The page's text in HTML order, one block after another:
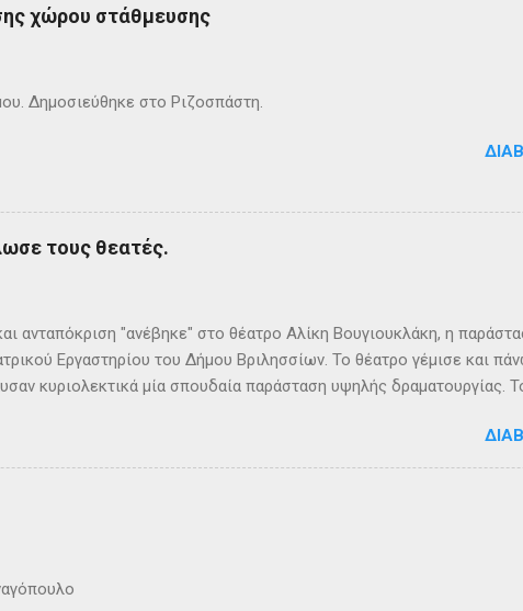
χώρου στάθμευσης
Δημοσιεύθηκε στο Ριζοσπάστη.
τους θεατές.
ανταπόκριση "ανέβηκε" στο θέατρο Αλίκη Βουγιουκλάκη, η
Εργαστηρίου του Δήμου Βριλησσίων. Το θέατρο γέμισε και
κυριολεκτικά μία σπουδαία παράσταση υψηλής δραματουργίας.
φινάλε που απαντά σε όλα τα ερωτήματα, σημάδεψαν όλους
στη μνήμη τους. Επρόκειτο για μία αναμφισβήτητα δυνατή
Τώνιας Σταυροπούλου που επί μακρά σειρά ετών είναι υπεύθυνη
Εξαιρετικές ερμηνείες κατέθεσαν οι ηθοποιοί: Αλέξανδρος
Γιάννης Καρτερός, Δήμητρα Χίου, Ευριπίδης Τσαούσογλου,